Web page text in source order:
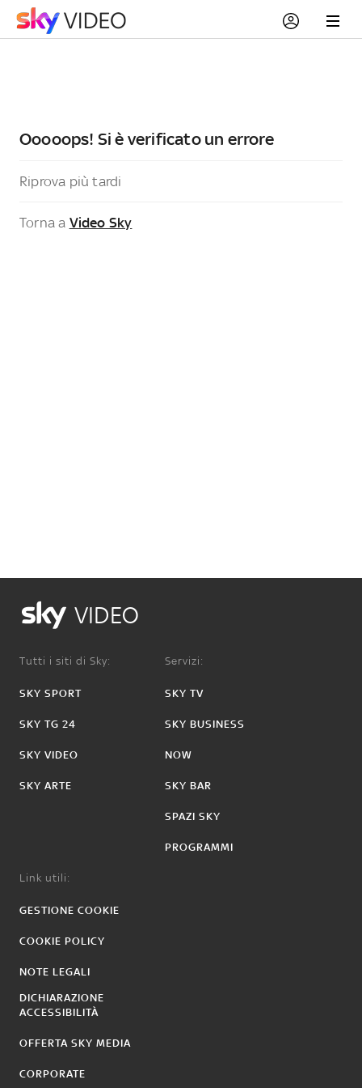
Ooooops! Si è verificato un errore
Riprova più tardi
Torna a Video Sky
VIDEO
Tutti i siti di Sky:
SKY SPORT
SKY TG 24
SKY VIDEO
SKY ARTE
Servizi:
SKY TV
SKY BUSINESS
NOW
SKY BAR
SPAZI SKY
PROGRAMMI
Link utili:
GESTIONE COOKIE
COOKIE POLICY
NOTE LEGALI
DICHIARAZIONE
ACCESSIBILITÀ
OFFERTA SKY MEDIA
CORPORATE